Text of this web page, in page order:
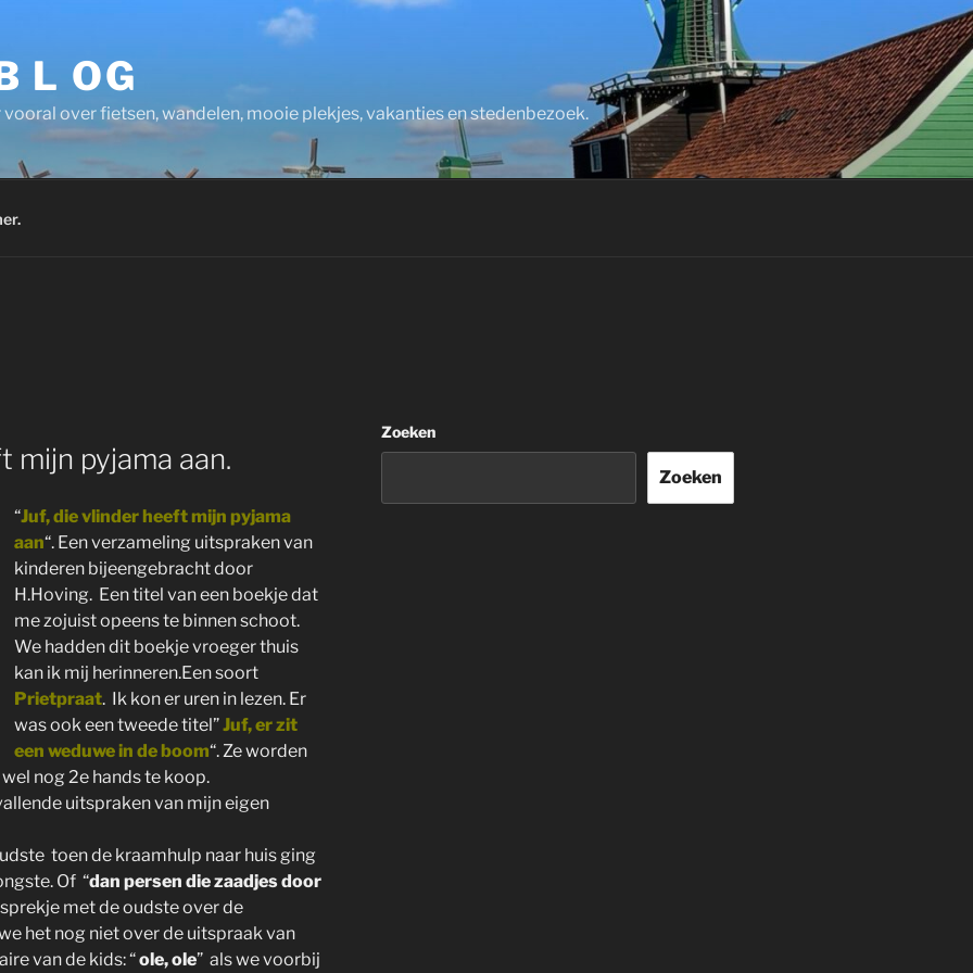
L OG
over fietsen, wandelen, mooie plekjes, vakanties en stedenbezoek.
mijn pyjama aan.
“Juf, die vlinder heeft mijn pyjama
aan“. Een verzameling uitspraken van
kinderen bijeengebracht door
H.Hoving. Een titel van een boekje dat
me zojuist opeens te binnen schoot.
We hadden dit boekje vroeger thuis
kan ik mij herinneren.Een soort
Prietpraat. Ik kon er uren in lezen. Er
was ook een tweede titel”Juf, er zit
een weduwe in de boom“. Ze worden
nog 2e hands te koop.
uitspraken van mijn eigen
toen de kraamhulp naar huis ging
Of “dan persen die zaadjes door
met de oudste over de
het nog niet over de uitspraak van
van de kids: “ole, ole” als we voorbij
Zoeken
Zoeken